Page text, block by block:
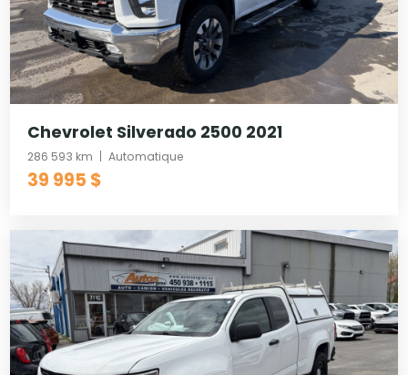
Chevrolet Silverado 2500 2021
286 593 km Automatique
39 995 $